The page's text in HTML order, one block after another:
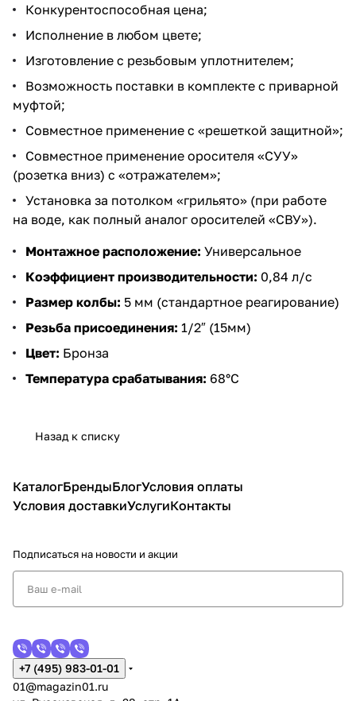
Конкурентоспособная цена;
Исполнение в любом цвете;
Изготовление с резьбовым уплотнителем;
Возможность поставки в комплекте с приварной
муфтой;
Совместное применение с «решеткой защитной»;
Совместное применение оросителя «СУУ»
(розетка вниз) с «отражателем»;
Установка за потолком «грильято» (при работе
на воде, как полный аналог оросителей «СВУ»).
Монтажное расположение: Универсальное
Коэффициент производительности: 0,84 л/с
Размер колбы: 5 мм (стандартное реагирование)
Резьба присоединения: 1/2″ (15мм)
Цвет: Бронза
Температура срабатывания: 68°C
Назад к списку
КаталогБрендыБлогУсловия оплаты
Условия доставкиУслугиКонтакты
Подписаться на новости и акции
+7 (495) 983-01-01
01@magazin01.ru